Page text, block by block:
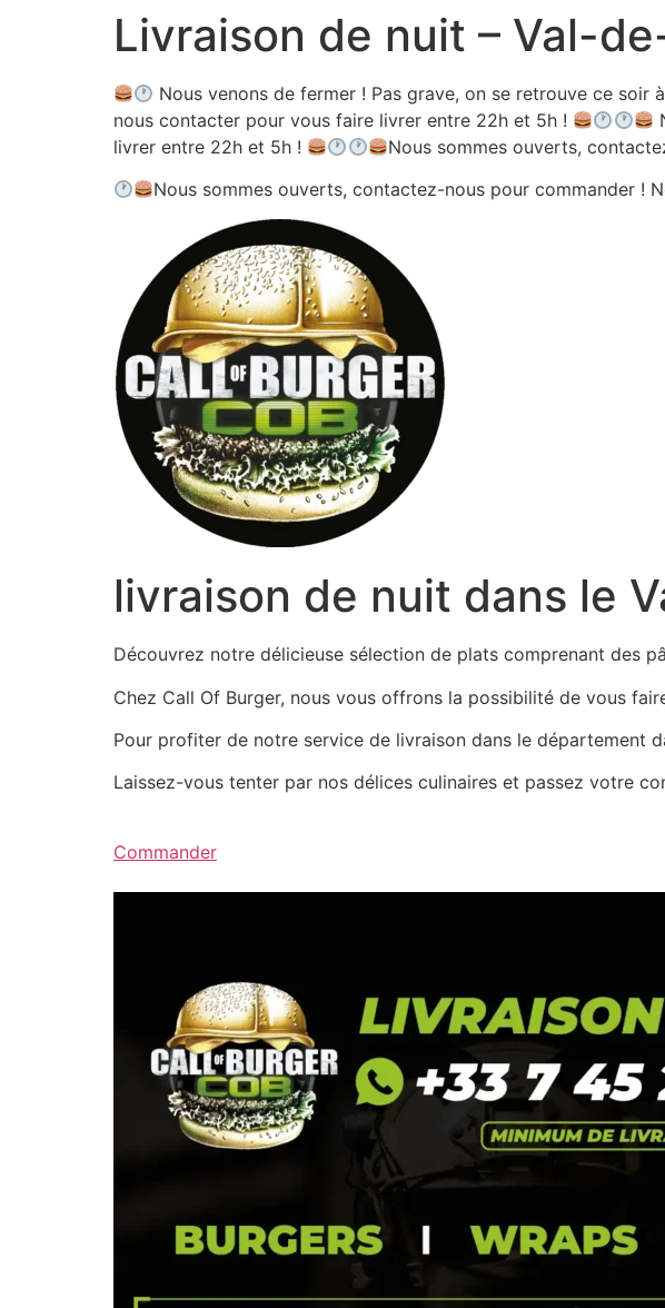
Livraison de nuit – Val-
Nous venons de fermer ! Pas grave, on se retrouve ce soir
nous contacter pour vous faire livrer entre 22h et 5h !
livrer entre 22h et 5h !
Nous sommes ouverts,
Nous sommes ouverts, contactez-nous pour commander !
livraison de nuit dans le
Découvrez notre délicieuse sélection de plats comprenant des
Chez Call Of Burger, nous vous offrons la possibilité de vous
Pour profiter de notre service de livraison dans le département
Laissez-vous tenter par nos délices culinaires et passez votre
Commander